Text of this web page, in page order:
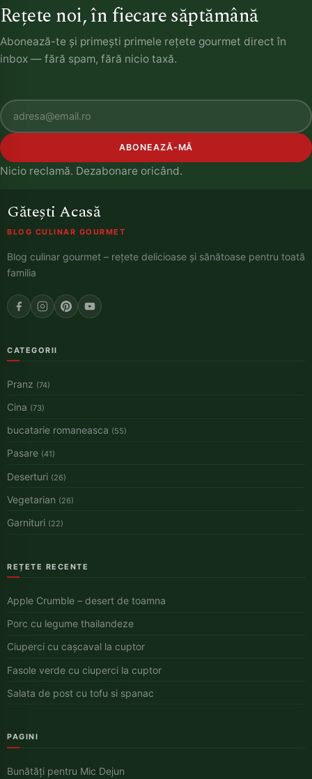
Rețete noi, în fiecare săptămână
Abonează-te și primești primele rețete gourmet direct în
inbox — fără spam, fără nicio taxă.
ABONEAZĂ-MĂ
Nicio reclamă. Dezabonare oricând.
Gătești Acasă
BLOG CULINAR GOURMET
Blog culinar gourmet – rețete delicioase și sănătoase pentru toată
familia
CATEGORII
Pranz (74)
Cina (73)
bucatarie romaneasca (55)
Pasare (41)
Deserturi (26)
Vegetarian (26)
Garnituri (22)
REȚETE RECENTE
Apple Crumble – desert de toamna
Porc cu legume thailandeze
Ciuperci cu cașcaval la cuptor
Fasole verde cu ciuperci la cuptor
Salata de post cu tofu si spanac
PAGINI
Bunătăți pentru Mic Dejun